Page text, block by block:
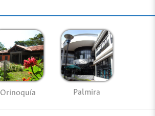
Orinoquía Palmira